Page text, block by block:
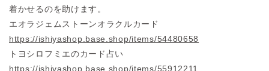
着かせるのを助けます。
エオラジェムストーンオラクルカード
https://ishiyashop.base.shop/items/54480658
トヨシロフミエのカード占い
https://ishiyashop.base.shop/items/55912211